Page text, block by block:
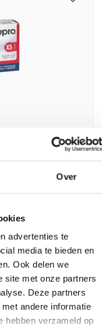
Over
advertenties te
media te bieden en
Ook delen we
site met onze partners
Deze partners
andere informatie
hebben verzameld op
XS, blauw